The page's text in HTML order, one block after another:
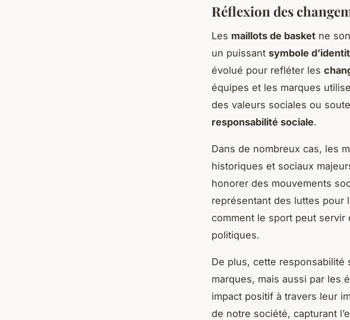
Réflexion des
Les maillots de basket ne
un puissant symbole
évolué pour refléter les
équipes et les marques
des valeurs sociales ou
responsabilité sociale.
Dans de nombreux cas, les
historiques et sociaux
honorer des mouvements
représentant des luttes pour
comment le sport peut
politiques.
De plus, cette responsabilité
marques, mais aussi par les
impact positif à travers leur
de notre société, capturant